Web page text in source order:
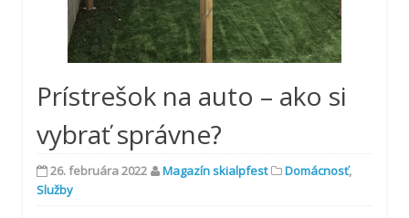
Prístrešok na auto – ako si
vybrať správne?
26. februára 2022 Magazín skialpfest Domácnosť,
Služby